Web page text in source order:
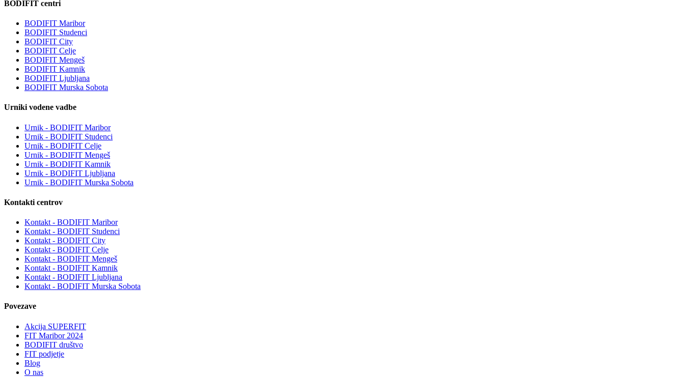
BODIFIT centri
BODIFIT Maribor
BODIFIT Studenci
BODIFIT City
BODIFIT Celje
BODIFIT Mengeš
BODIFIT Kamnik
BODIFIT Ljubljana
BODIFIT Murska Sobota
Urniki vodene vadbe
Urnik - BODIFIT Maribor
Urnik - BODIFIT Studenci
Urnik - BODIFIT Celje
Urnik - BODIFIT Mengeš
Urnik - BODIFIT Kamnik
Urnik - BODIFIT Ljubljana
Urnik - BODIFIT Murska Sobota
Kontakti centrov
Kontakt - BODIFIT Maribor
Kontakt - BODIFIT Studenci
Kontakt - BODIFIT City
Kontakt - BODIFIT Celje
Kontakt - BODIFIT Mengeš
Kontakt - BODIFIT Kamnik
Kontakt - BODIFIT Ljubljana
Kontakt - BODIFIT Murska Sobota
Povezave
Akcija SUPERFIT
FIT Maribor 2024
BODIFIT društvo
FIT podjetje
Blog
O nas